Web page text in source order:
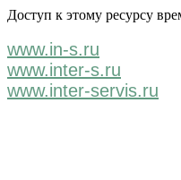
Доступ к этому ресурсу
www.in-s.ru
www.inter-s.ru
www.inter-servis.ru